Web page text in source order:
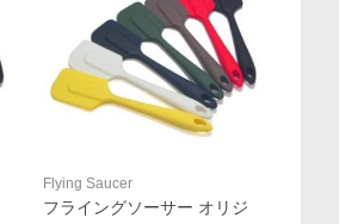
Flying Saucer
フライングソーサー オリジ